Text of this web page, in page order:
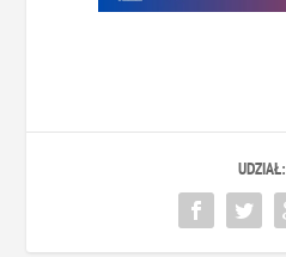
UDZIAŁ: